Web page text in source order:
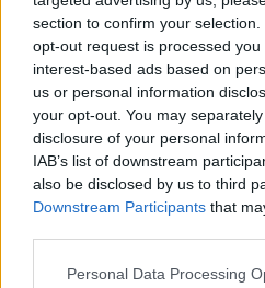
section to confirm your
opt-out request is processed
interest-based ads based on
us or personal information
your opt-out. You may
disclosure of your personal
IAB’s list of downstream
also be disclosed by us to third
Downstream Participants that
Please note that this website/
Personal Data Processing
–Az első félidőben nem
lényeg, hogy így is
Mindkét játékrészben
nyújtottunk. A végéhez
mérkőzés nagyon fontos,
görcsölünk, de még
minél hamarabb el
Nagyon jól tudjuk, hogy